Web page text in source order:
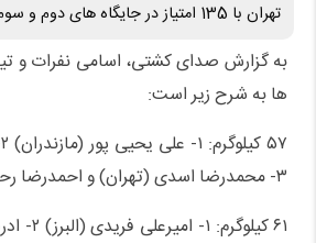
تهران با 135 امتیاز در جایگاه های دوم و سوم ایستادند.
به گزارش صدای کشتی، اسامی نفرات و
ها به شرح زیر است:
۳- محمدرضا اسدی (تهران) و احمدرضا رحیم نیا (لرستان)